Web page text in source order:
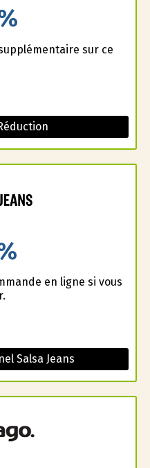
sur ce
en ligne si vous
Salsa Jeans